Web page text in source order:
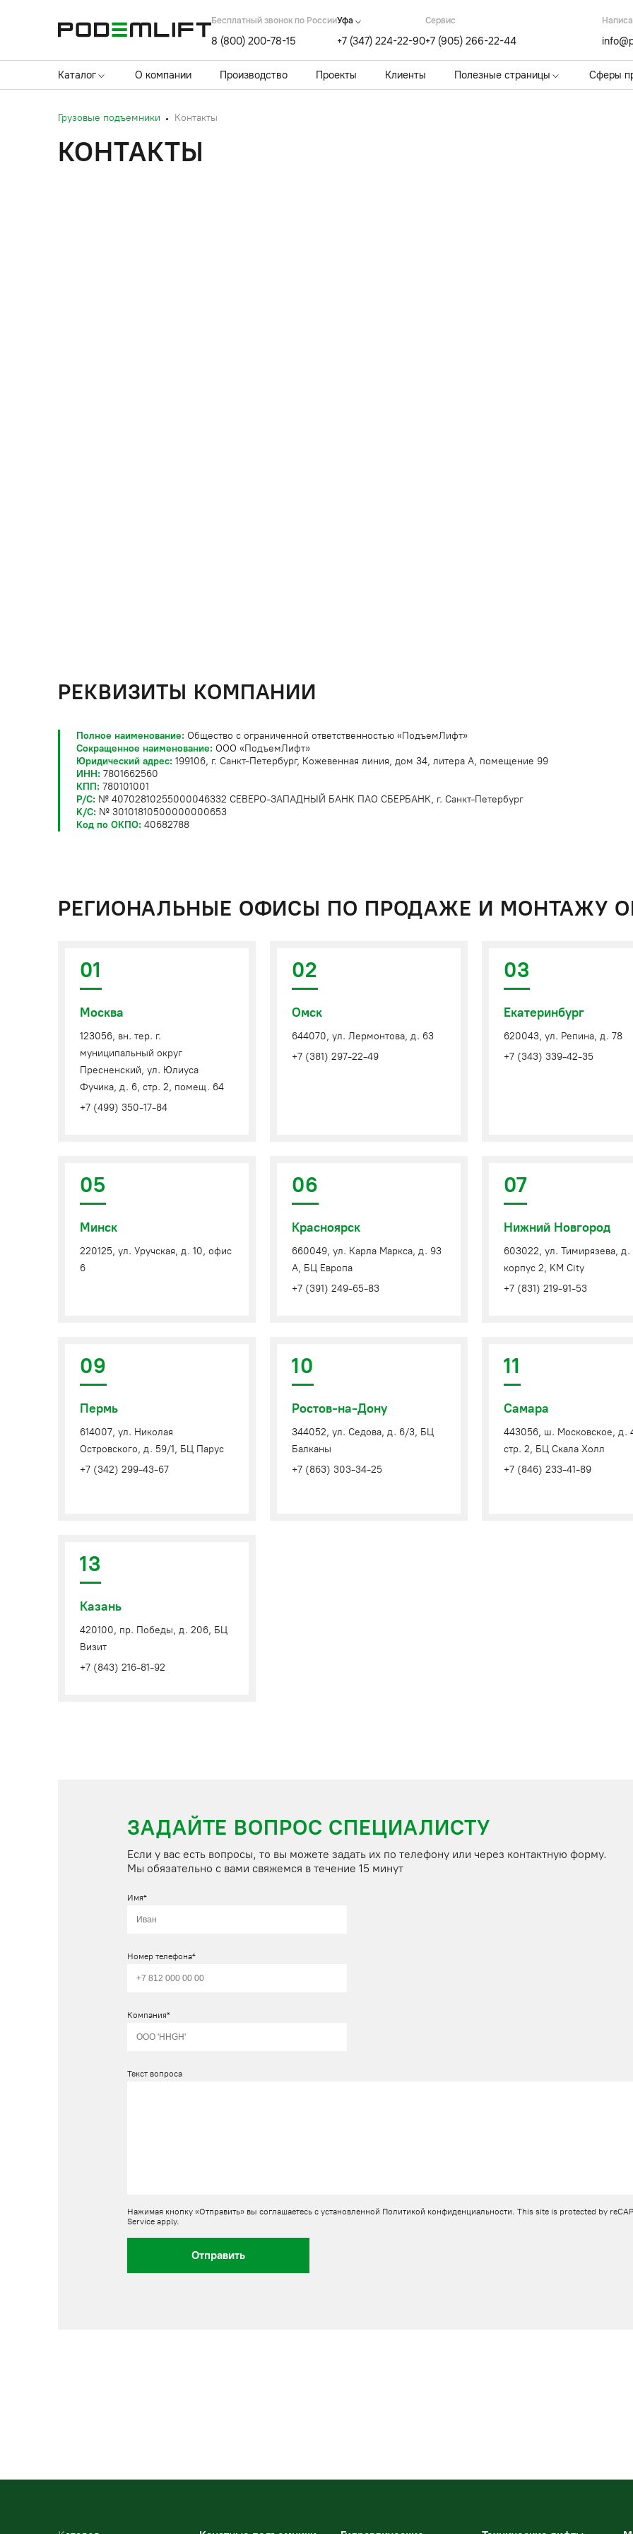
Бесплатный звонок по России
8 (800) 200-78-15
Уфа
+7 (347) 224-22-90
Cервис
+7 (905) 266-22-44
Каталог О компании Производство Проекты Клиенты Полезные страницы Сферы
Грузовые подъемники Контакты
КОНТАКТЫ
РЕКВИЗИТЫ КОМПАНИИ
Полное наименование: Общество с ограниченной ответственностью «ПодъемЛифт»
Сокращенное наименование: ООО «ПодъемЛифт»
Юридический адрес: 199106, г. Санкт-Петербург, Кожевенная линия, дом 34, литера А, помещение 99
ИНН: 7801662560
КПП: 780101001
P/C: № 40702810255000046332 СЕВЕРО-ЗАПАДНЫЙ БАНК ПАО СБЕРБАНК, г. Санкт-Петербург
K/C: № 30101810500000000653
Код по ОКПО: 40682788
РЕГИОНАЛЬНЫЕ ОФИСЫ ПО ПРОДАЖЕ И МОНТАЖУ
01
Москва
123056, вн. тер. г.
муниципальный округ
Пресненский, ул. Юлиуса
Фучика, д. 6, стр. 2, помещ. 64
+7 (499) 350-17-84
02
Омск
644070, ул. Лермонтова, д. 63
+7 (381) 297-22-49
03
Екатеринбург
620043, ул. Репина, д. 78
+7 (343) 339-42-35
05
Минск
220125, ул. Уручская, д. 10, офис
6
06
Красноярск
660049, ул. Карла Маркса, д. 93
А, БЦ Европа
+7 (391) 249-65-83
07
Нижний Новгород
603022, ул. Тимирязева, д.
корпус 2, KM City
+7 (831) 219-91-53
09
Пермь
614007, ул. Николая
Островского, д. 59/1, БЦ Парус
+7 (342) 299-43-67
10
Ростов-на-Дону
344052, ул. Седова, д. 6/3, БЦ
Балканы
+7 (863) 303-34-25
11
Самара
443056, ш. Московское, д.
стр. 2, БЦ Скала Холл
+7 (846) 233-41-89
13
Казань
420100, пр. Победы, д. 206, БЦ
Визит
+7 (843) 216-81-92
ЗАДАЙТЕ ВОПРОС СПЕЦИАЛИСТУ
Если у вас есть вопросы, то вы можете задать их по телефону или через контактную форму.
Мы обязательно с вами свяжемся в течение 15 минут
Имя*
Номер телефона*
Компания*
Текст вопроса
Нажимая кнопку «Отправить» вы соглашаетесь с установленной Политикой конфиденциальности . This site is protected by
Service apply.
Отправить